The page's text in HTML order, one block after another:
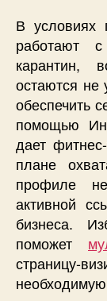
В условиях
работают
карантин,
остаются не
обеспечить
помощью
дает
плане
профиле
активной
бизнеса.
поможет
страницу-